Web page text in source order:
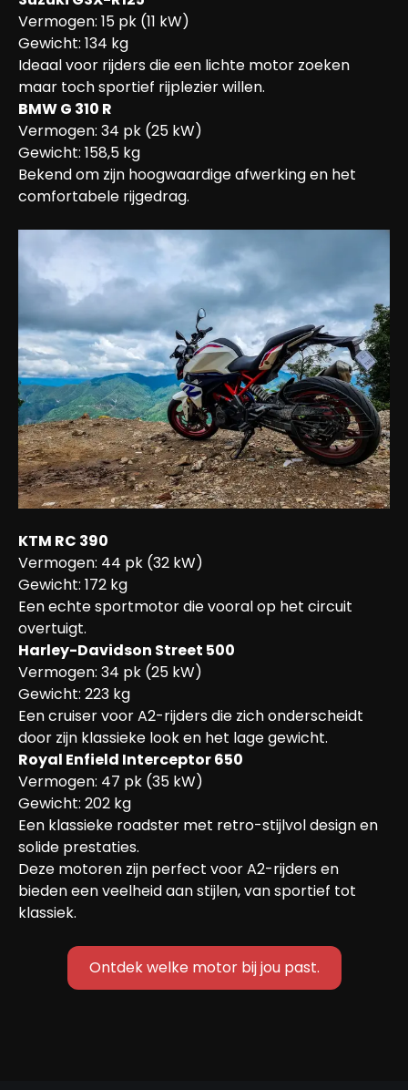
Vermogen: 15 pk (11 kW)
Gewicht: 134 kg
Ideaal voor rijders die een lichte motor zoeken
maar toch sportief rijplezier willen.
BMW G 310 R
Vermogen: 34 pk (25 kW)
Gewicht: 158,5 kg
Bekend om zijn hoogwaardige afwerking en het
comfortabele rijgedrag.
KTM RC 390
Vermogen: 44 pk (32 kW)
Gewicht: 172 kg
Een echte sportmotor die vooral op het circuit
overtuigt.
Harley-Davidson Street 500
Vermogen: 34 pk (25 kW)
Gewicht: 223 kg
Een cruiser voor A2-rijders die zich onderscheidt
door zijn klassieke look en het lage gewicht.
Royal Enfield Interceptor 650
Vermogen: 47 pk (35 kW)
Gewicht: 202 kg
Een klassieke roadster met retro-stijlvol design en
solide prestaties.
Deze motoren zijn perfect voor A2-rijders en
bieden een veelheid aan stijlen, van sportief tot
klassiek.
Ontdek welke motor bij jou past.